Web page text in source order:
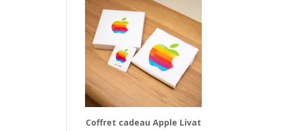
Coffret cadeau Apple Livat